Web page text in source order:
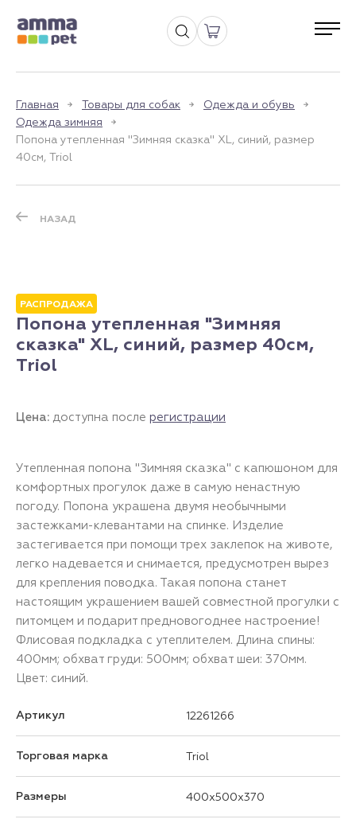
Главная Товары для собак
Одежда и обувь
Одежда зимняя
Попона утепленная "Зимняя сказка" XL, синий, размер
40см, Triol
НАЗАД
РАСПРОДАЖА
Попона утепленная "Зимняя
сказка" XL, синий, размер 40см,
Triol
Цена: доступна после регистрации
Утепленная попона "Зимняя сказка" с капюшоном для
комфортных прогулок даже в самую ненастную
погоду. Попона украшена двумя необычными
застежками-клевантами на спинке. Изделие
застегивается при помощи трех заклепок на животе,
легко надевается и снимается, предусмотрен вырез
для крепления поводка. Такая попона станет
настоящим украшением вашей совместной прогулки с
питомцем и подарит предновогоднее настроение!
Флисовая подкладка с утеплителем. Длина спины:
400мм; обхват груди: 500мм; обхват шеи: 370мм.
Цвет: синий.
Артикул 12261266
Торговая марка Triol
Размеры 400x500x370